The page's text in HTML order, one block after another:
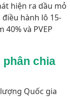
hiện ra dầu mỏ
hành lô 15-
và PVEP
phân chia
Quốc gia